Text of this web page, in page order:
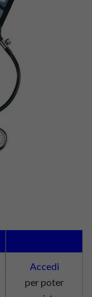
Accedi
per poter